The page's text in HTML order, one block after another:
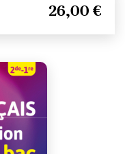
26,00 €